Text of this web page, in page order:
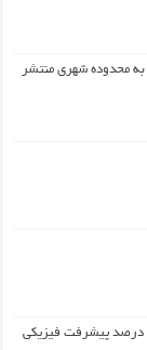
محدوده شهری منتشر
طراحی شهری محدوده قلعه وکیل‌آباد ۸۵ درصد پیشرفت فیزیکی